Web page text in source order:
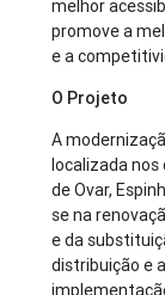
melhor
promove a
e a
O Projeto
A
localizada
de Ovar,
se na
e da
distribuição e